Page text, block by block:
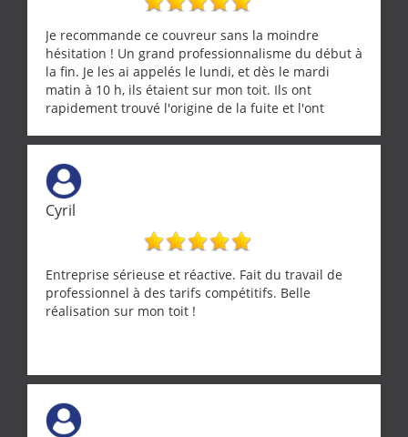
Je recommande ce couvreur sans la moindre
hésitation ! Un grand professionnalisme du début à
la fin. Je les ai appelés le lundi, et dès le mardi
matin à 10 h, ils étaient sur mon toit. Ils ont
rapidement trouvé l'origine de la fuite et l'ont
Une équipe sérieuse, réactive et compétente. C'est
vraiment rassurant de pouvoir compter sur des
artisans aussi professionnels. Merci encore !
Cyril
Entreprise sérieuse et réactive. Fait du travail de
professionnel à des tarifs compétitifs. Belle
réalisation sur mon toit !